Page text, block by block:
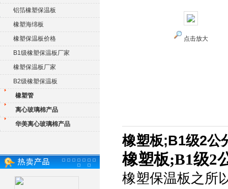
铝箔橡塑保温板
橡塑海绵板
橡塑保温板价格
B1级橡塑保温板厂家
橡塑保温板厂家
B2级橡塑保温板
橡塑管
离心玻璃棉产品
华美离心玻璃棉产品
点击放大
橡塑板;B1级2公
橡塑板;B1级2
橡塑保温板之所